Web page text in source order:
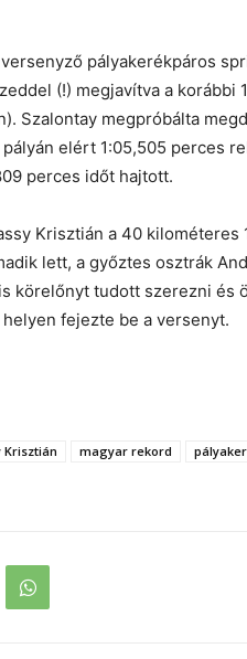
pályakerékpáros
(!) megjavítva a korábbi
Szalontay megpróbálta
elért 1:05,505 perces
perces időt hajtott.
Krisztián a 40 kilométeres
lett, a győztes osztrák
körelőnyt tudott szerezni és
fejezte be a versenyt.
Krisztián magyar rekord